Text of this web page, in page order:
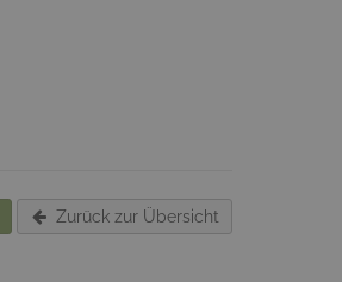
Zurück zur Übersicht